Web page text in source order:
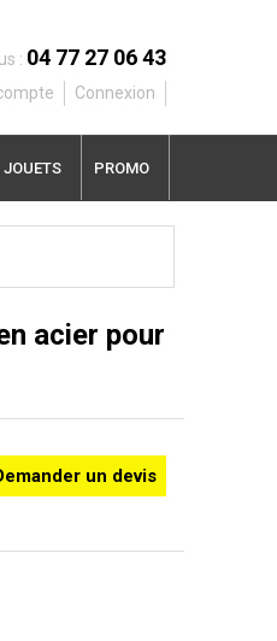
: 04 77 27 06 43
Connexion
JOUETS PROMO
acier pour
un devis